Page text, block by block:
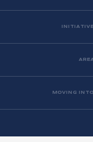
INITIATIVE
MOVING INTO